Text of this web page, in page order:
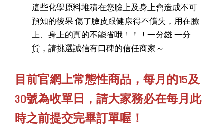
這些化學原料堆積在您臉上及身上會造成不可
預知的後果 傷了臉皮跟健康得不償失，用在臉
上、身上的真的不能省哦！！！一分錢一分
貨，請挑選誠信有口碑的信任商家～
目前官網上常態性商品，每月的15及
30號為收單日，請大家務必在每月此
時之前提交完畢訂單喔！